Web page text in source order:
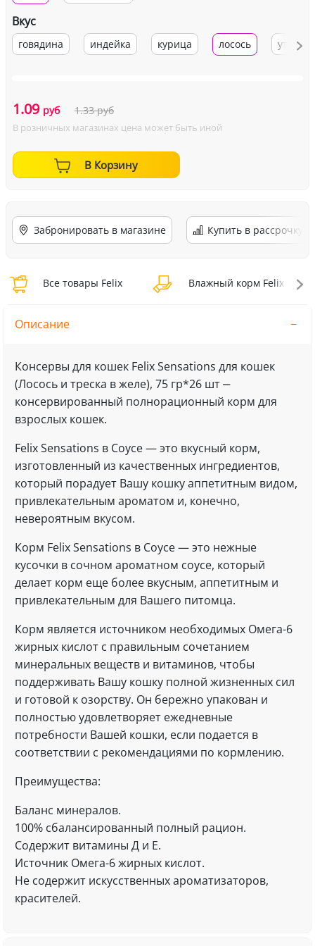
Вкус
говядина индейка курица лосось утка
1.09 руб 1.33руб
В розничных магазинах цена может быть иной
В Корзину
Забронировать в магазине Купить в рассрочку
Все товары Felix Влажный корм Felix
Описание
Консервы для кошек Felix Sensations для кошек
(Лосось и треска в желе), 75 гр*26 шт ‒
консервированный полнорационный корм для
взрослых кошек.
Felix Sensations в Соусе — это вкусный корм,
изготовленный из качественных ингредиентов,
который порадует Вашу кошку аппетитным видом,
привлекательным ароматом и, конечно,
невероятным вкусом.
Корм Felix Sensations в Соусе — это нежные
кусочки в сочном ароматном соусе, который
делает корм еще более вкусным, аппетитным и
привлекательным для Вашего питомца.
Корм является источником необходимых Омега-6
жирных кислот с правильным сочетанием
минеральных веществ и витаминов, чтобы
поддерживать Вашу кошку полной жизненных сил
и готовой к озорству. Он бережно упакован и
полностью удовлетворяет ежедневные
потребности Вашей кошки, если подается в
соответствии с рекомендациями по кормлению.
Преимущества:
Баланс минералов.
100% сбалансированный полный рацион.
Содержит витамины Д и Е.
Источник Омега-6 жирных кислот.
Не содержит искусственных ароматизаторов,
красителей.